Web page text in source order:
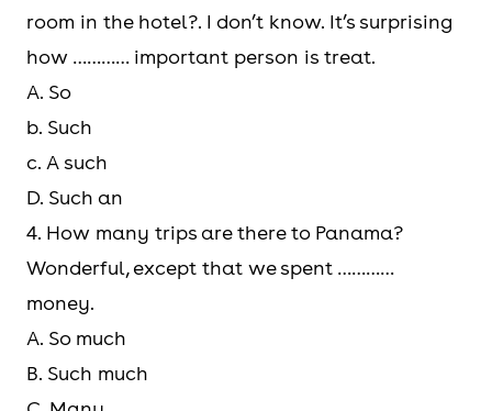
room in the hotel?. I don’t know. It’s surprising
how ………… important person is treat.
A. So
b. Such
c. A such
D. Such an
4. How many trips are there to Panama?
Wonderful, except that we spent …………
money.
A. So much
B. Such much